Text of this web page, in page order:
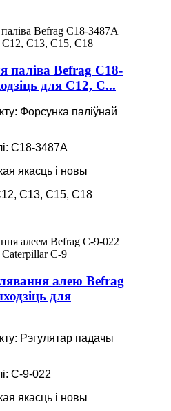
паліва Befrag C18-
для C12, C...
Форсунка паліўнай
C18-3487A
якасць і новы
C13, C15, C18
алею Befrag
для
Рэгулятар падачы
C-9-022
якасць і новы